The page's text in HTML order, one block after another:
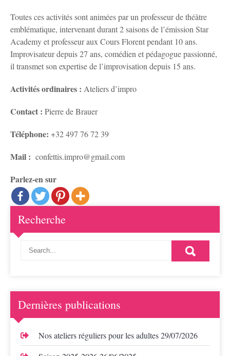
Toutes ces activités sont animées par un professeur de théâtre
emblématique, intervenant durant 2 saisons de l’émission Star
Academy et professeur aux Cours Florent pendant 10 ans.
Improvisateur depuis 27 ans, comédien et pédagogue passionné,
il transmet son expertise de l’improvisation depuis 15 ans.
Activités ordinaires : Ateliers d’impro
Contact : Pierre de Brauer
Téléphone: +32 497 76 72 39
Mail : confettis.impro@gmail.com
Parlez-en sur
Recherche
Dernières publications
Nos ateliers réguliers pour les adultes29/07/2026